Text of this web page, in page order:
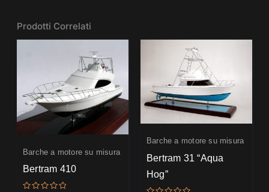
Prodotti Correlati
Barche a motore su misura
Bertram 410
Barche a motore su misura
Bertram 31 “Aqua
Hog”